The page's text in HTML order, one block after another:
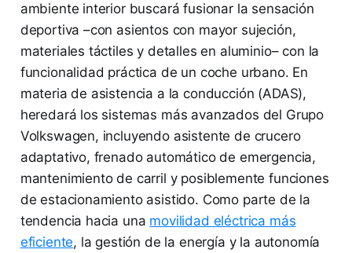
ambiente interior buscará fusionar la sensación
deportiva –con asientos con mayor sujeción,
materiales táctiles y detalles en aluminio– con la
funcionalidad práctica de un coche urbano. En
materia de asistencia a la conducción (ADAS),
heredará los sistemas más avanzados del Grupo
Volkswagen, incluyendo asistente de crucero
adaptativo, frenado automático de emergencia,
mantenimiento de carril y posiblemente funciones
de estacionamiento asistido. Como parte de la
tendencia hacia una movilidad eléctrica más
eficiente, la gestión de la energía y la autonomía